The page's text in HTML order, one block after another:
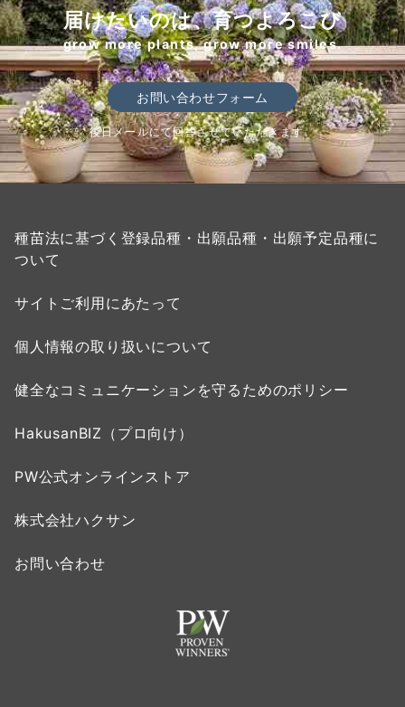
届けたいのは、育つよろこび
grow more plants, grow more smiles.
お問い合わせフォーム
後日メールにて回答させていただきます。
種苗法に基づく登録品種・出願品種・出願予定品種に
ついて
サイトご利用にあたって
個人情報の取り扱いについて
健全なコミュニケーションを守るためのポリシー
HakusanBIZ（プロ向け）
PW公式オンラインストア
株式会社ハクサン
お問い合わせ